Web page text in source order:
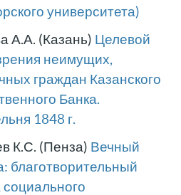
университета)
А.А. (Казань) Целевой
неимущих,
граждан Казанского
Банка.
1848 г.
К.С. (Пенза) Вечный
благотворительный
социального